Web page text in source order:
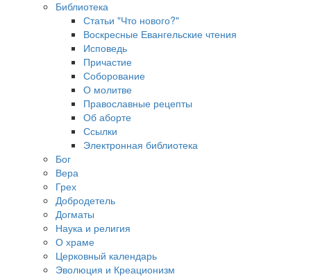
Библиотека
Статьи "Что нового?"
Воскресные Евангельские чтения
Исповедь
Причастие
Соборование
О молитве
Православные рецепты
Об аборте
Ссылки
Электронная библиотека
Бог
Вера
Грех
Добродетель
Догматы
Наука и религия
О храме
Церковный календарь
Эволюция и Креационизм